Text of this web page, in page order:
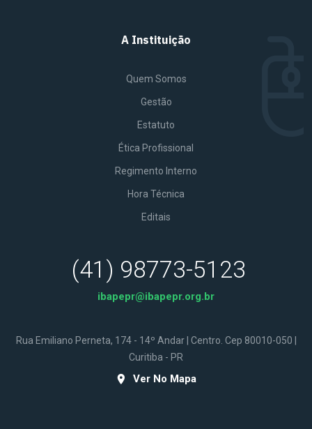
A Instituição
Quem Somos
Gestão
Estatuto
Ética Profissional
Regimento Interno
Hora Técnica
Editais
(41) 98773-5123
ibapepr@ibapepr.org.br
Rua Emiliano Perneta, 174 - 14º Andar | Centro. Cep 80010-050 |
Curitiba - PR
Ver No Mapa